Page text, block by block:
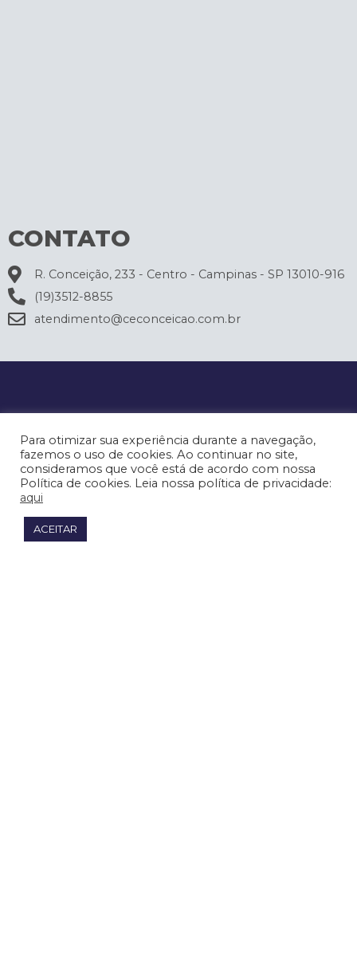
CONTATO
R. Conceição, 233 - Centro - Campinas - SP 13010-916
(19)3512-8855
atendimento@ceconceicao.com.br
Para otimizar sua experiência durante a navegação,
fazemos o uso de cookies. Ao continuar no site,
consideramos que você está de acordo com nossa
Política de cookies. Leia nossa política de privacidade:
aqui
ACEITAR